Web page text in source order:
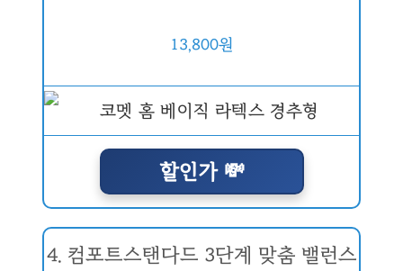
13,800원
할인가 💸
4. 컴포트스탠다드 3단계 맞춤 밸런스